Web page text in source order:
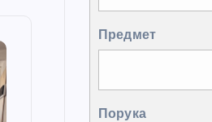
Предмет
Порука